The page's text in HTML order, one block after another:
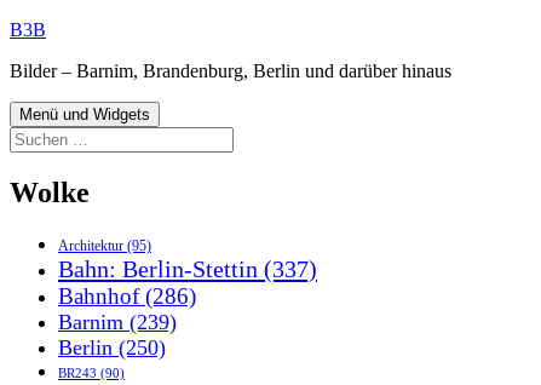
Zum
springen
B3B
Bilder – Barnim, Brandenburg, Berlin und darüber hinaus
Menü und Widgets
Suchen
nach:
Wolke
Architektur (95)
Bahn: Berlin-Stettin (337)
Bahnhof(286)
Barnim (239)
Berlin (250)
BR243 (90)